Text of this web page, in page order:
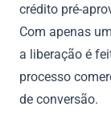
crédito pré-
Com apenas
a liberação é
processo
de conversão.